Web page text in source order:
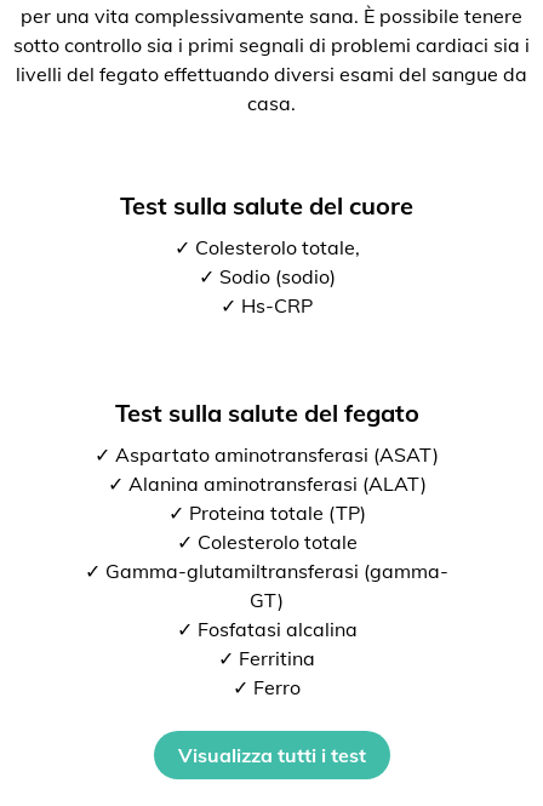
per una vita complessivamente sana. È possibile tenere
sotto controllo sia i primi segnali di problemi cardiaci sia i
livelli del fegato effettuando diversi esami del sangue da
casa.
Test sulla salute del cuore
✓ Colesterolo totale,
✓ Sodio (sodio)
✓ Hs-CRP
Test sulla salute del fegato
✓ Aspartato aminotransferasi (ASAT)
✓ Alanina aminotransferasi (ALAT)
✓ Proteina totale (TP)
✓ Colesterolo totale
✓ Gamma-glutamiltransferasi (gamma-
GT)
✓ Fosfatasi alcalina
✓ Ferritina
✓ Ferro
Visualizza tutti i test